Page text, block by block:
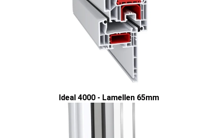
Ideal 4000 - Lamellen 65mm